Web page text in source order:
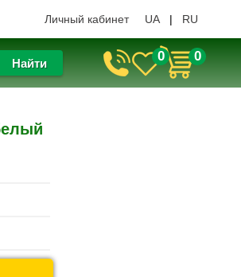
Личный кабинет UA | RU
Найти 0 0